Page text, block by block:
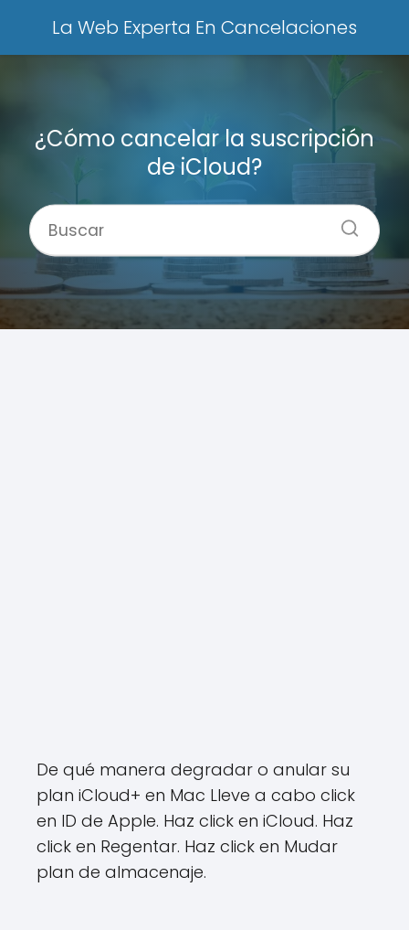
La Web Experta En Cancelaciones
¿Cómo cancelar la suscripción
de iCloud?
De qué manera degradar o anular su
plan iCloud+ en Mac Lleve a cabo click
en ID de Apple. Haz click en iCloud. Haz
click en Regentar. Haz click en Mudar
plan de almacenaje.